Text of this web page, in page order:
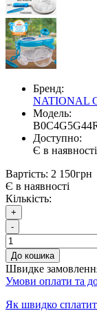
Бренд:
NATIONAL
Модель:
Доступно:
Є в наявності
Вартість: 2 150грн
Є в наявності
Кількість:
+
-
До кошика
Швидке
Умови оплати та
Як швидко